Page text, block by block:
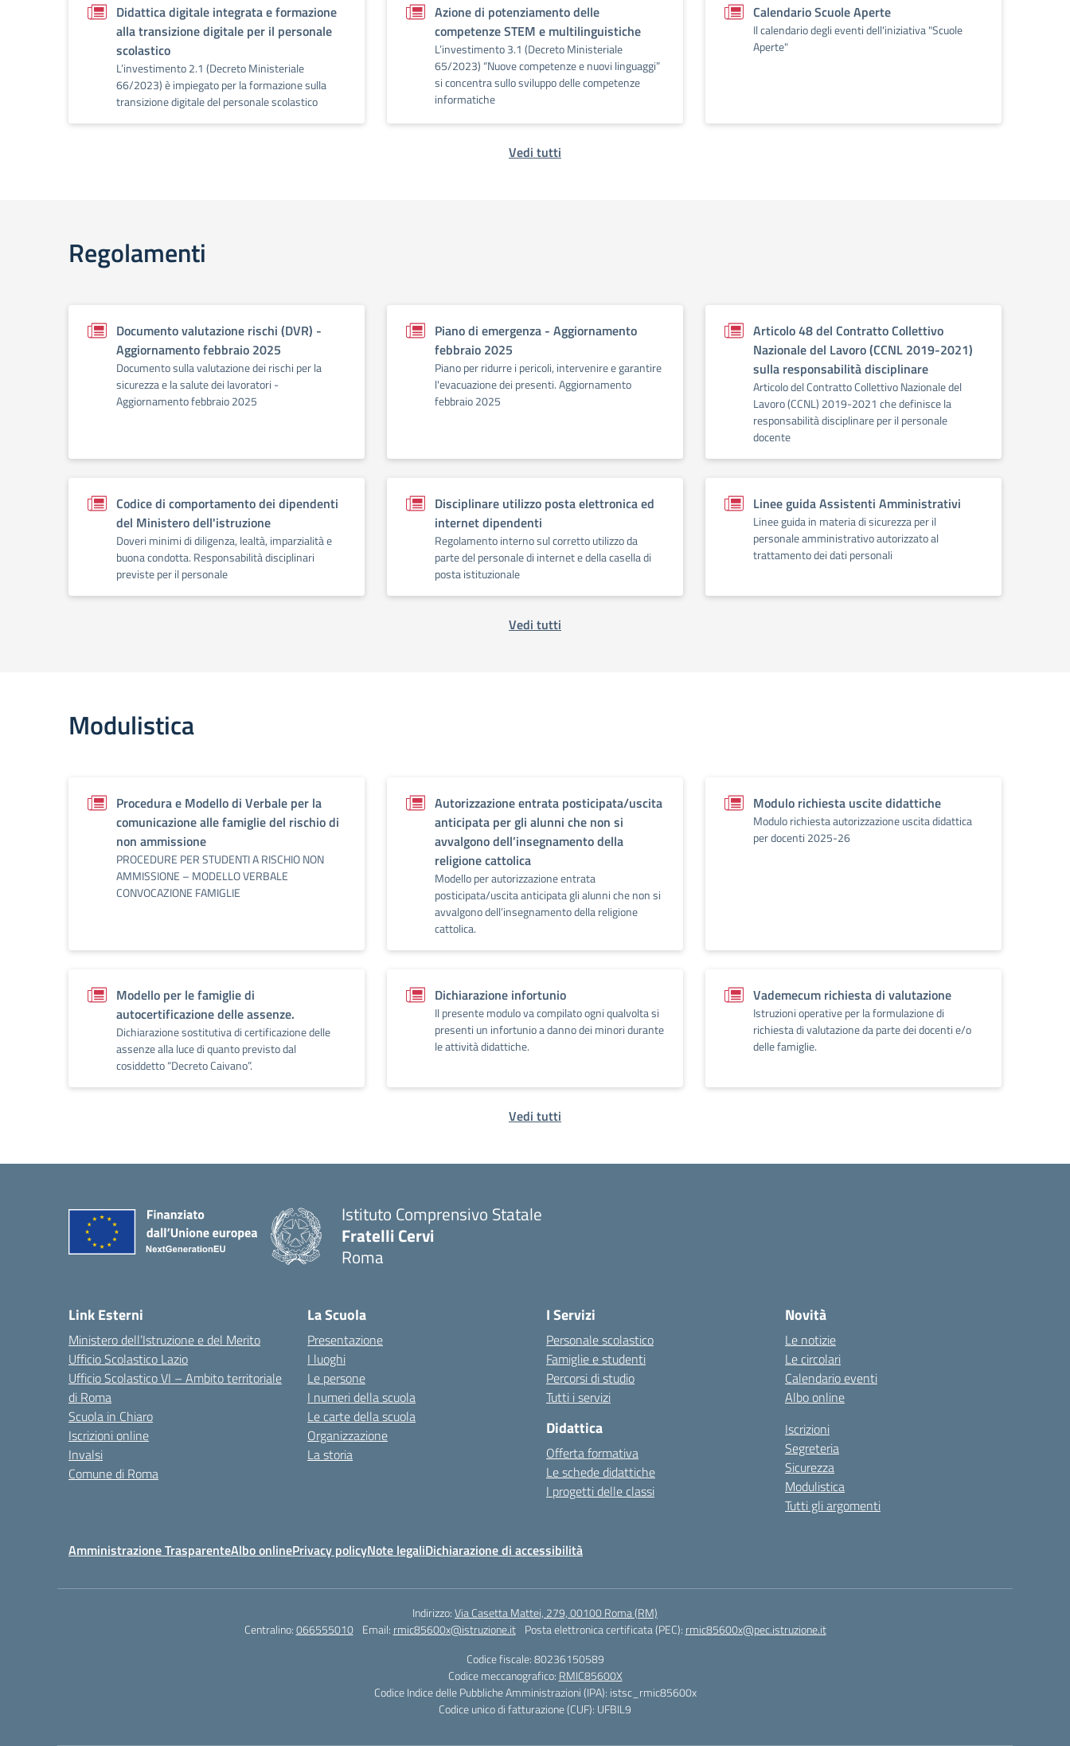
Didattica digitale integrata e formazione
alla transizione digitale per il personale
scolastico
L’investimento 2.1 (Decreto Ministeriale
66/2023) è impiegato per la formazione sulla
transizione digitale del personale scolastico
Azione di potenziamento delle
competenze STEM e multilinguistiche
L’investimento 3.1 (Decreto Ministeriale
65/2023) “Nuove competenze e nuovi linguaggi”
si concentra sullo sviluppo delle competenze
informatiche
Calendario Scuole Aperte
Il calendario degli eventi dell'iniziativa "Scuole
Aperte"
Vedi tutti
Regolamenti
Documento valutazione rischi (DVR) -
Aggiornamento febbraio 2025
Documento sulla valutazione dei rischi per la
sicurezza e la salute dei lavoratori -
Aggiornamento febbraio 2025
Piano di emergenza - Aggiornamento
febbraio 2025
Piano per ridurre i pericoli, intervenire e garantire
l'evacuazione dei presenti. Aggiornamento
febbraio 2025
Articolo 48 del Contratto Collettivo
Nazionale del Lavoro (CCNL 2019-2021)
sulla responsabilità disciplinare
Articolo del Contratto Collettivo Nazionale del
Lavoro (CCNL) 2019-2021 che definisce la
responsabilità disciplinare per il personale
docente
Codice di comportamento dei dipendenti
del Ministero dell'istruzione
Doveri minimi di diligenza, lealtà, imparzialità e
buona condotta. Responsabilità disciplinari
previste per il personale
Disciplinare utilizzo posta elettronica ed
internet dipendenti
Regolamento interno sul corretto utilizzo da
parte del personale di internet e della casella di
posta istituzionale
Linee guida Assistenti Amministrativi
Linee guida in materia di sicurezza per il
personale amministrativo autorizzato al
trattamento dei dati personali
Vedi tutti
Modulistica
Procedura e Modello di Verbale per la
comunicazione alle famiglie del rischio di
non ammissione
PROCEDURE PER STUDENTI A RISCHIO NON
AMMISSIONE – MODELLO VERBALE
CONVOCAZIONE FAMIGLIE
Autorizzazione entrata posticipata/uscita
anticipata per gli alunni che non si
avvalgono dell’insegnamento della
religione cattolica
Modello per autorizzazione entrata
posticipata/uscita anticipata gli alunni che non si
avvalgono dell’insegnamento della religione
cattolica.
Modulo richiesta uscite didattiche
Modulo richiesta autorizzazione uscita didattica
per docenti 2025-26
Modello per le famiglie di
autocertificazione delle assenze.
Dichiarazione sostitutiva di certificazione delle
assenze alla luce di quanto previsto dal
cosiddetto “Decreto Caivano”.
Dichiarazione infortunio
Il presente modulo va compilato ogni qualvolta si
presenti un infortunio a danno dei minori durante
le attività didattiche.
Vademecum richiesta di valutazione
Istruzioni operative per la formulazione di
richiesta di valutazione da parte dei docenti e/o
delle famiglie.
Vedi tutti
Istituto Comprensivo Statale
Fratelli Cervi
Roma
Link Esterni
Ministero dell’Istruzione e del Merito
Ufficio Scolastico Lazio
Ufficio Scolastico VI – Ambito territoriale
di Roma
Scuola in Chiaro
Iscrizioni online
Invalsi
Comune di Roma
La Scuola
Presentazione
I luoghi
Le persone
I numeri della scuola
Le carte della scuola
Organizzazione
La storia
I Servizi
Personale scolastico
Famiglie e studenti
Percorsi di studio
Tutti i servizi
Didattica
Offerta formativa
Le schede didattiche
I progetti delle classi
Novità
Le notizie
Le circolari
Calendario eventi
Albo online
Iscrizioni
Segreteria
Sicurezza
Modulistica
Tutti gli argomenti
Amministrazione TrasparenteAlbo onlinePrivacy policyNote legaliDichiarazione di accessibilità
Indirizzo:Via Casetta Mattei, 279, 00100 Roma (RM)
Centralino:066555010 Email: rmic85600x@istruzione.it Posta elettronica certificata (PEC): rmic85600x@pec.istruzione.it
Codice fiscale: 80236150589
Codice meccanografico: RMIC85600X
Codice Indice delle Pubbliche Amministrazioni (IPA): istsc_rmic85600x
Codice unico di fatturazione (CUF): UFBIL9